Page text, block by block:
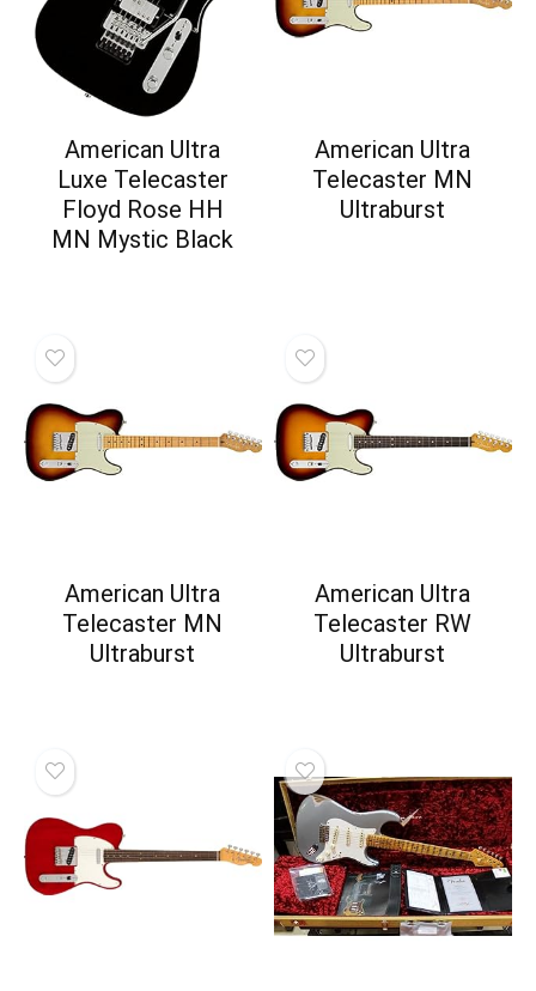
American Ultra
Luxe Telecaster
Floyd Rose HH
MN Mystic Black
American Ultra
Telecaster MN
Ultraburst
American Ultra
Telecaster MN
Ultraburst
American Ultra
Telecaster RW
Ultraburst